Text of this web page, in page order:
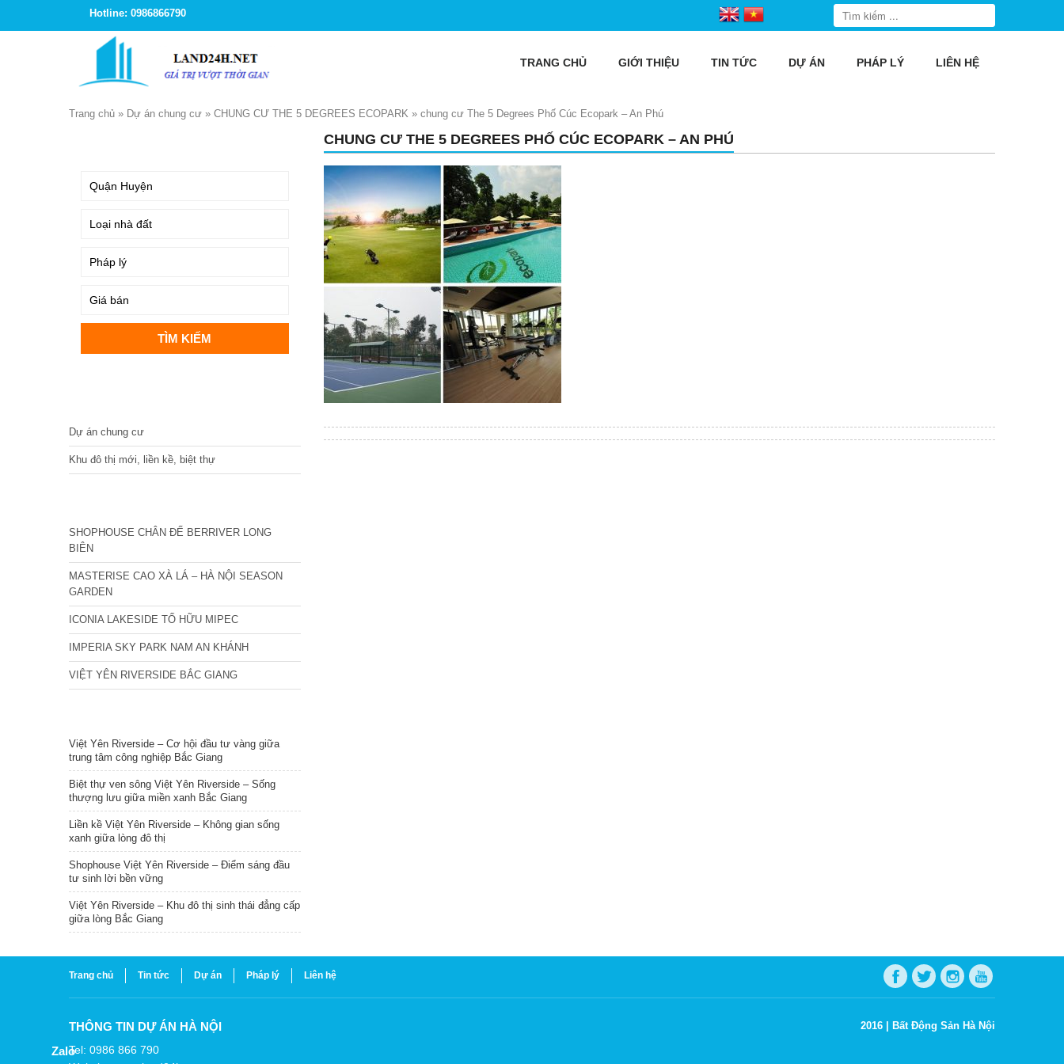
Hotline: 0986866790
TRANG CHỦ GIỚI THIỆU TIN TỨC DỰ ÁN PHÁP LÝ LIÊN HỆ
Trang chủ » Dự án chung cư » CHUNG CƯ THE 5 DEGREES ECOPARK » chung cư The 5 Degrees Phố Cúc Ecopark – An Phú
CHUNG CƯ THE 5 DEGREES PHỐ CÚC ECOPARK – AN PHÚ
Dự án chung cư
Khu đô thị mới, liền kề, biệt thự
SHOPHOUSE CHÂN ĐẾ BERRIVER LONG
BIÊN
MASTERISE CAO XÀ LÁ – HÀ NỘI SEASON
GARDEN
ICONIA LAKESIDE TỐ HỮU MIPEC
IMPERIA SKY PARK NAM AN KHÁNH
VIỆT YÊN RIVERSIDE BẮC GIANG
Việt Yên Riverside – Cơ hội đầu tư vàng giữa
trung tâm công nghiệp Bắc Giang
Biệt thự ven sông Việt Yên Riverside – Sống
thượng lưu giữa miền xanh Bắc Giang
Liền kề Việt Yên Riverside – Không gian sống
xanh giữa lòng đô thị
Shophouse Việt Yên Riverside – Điểm sáng đầu
tư sinh lời bền vững
Việt Yên Riverside – Khu đô thị sinh thái đẳng cấp
giữa lòng Bắc Giang
Trang chủ Tin tức Dự án Pháp lý Liên hệ
THÔNG TIN DỰ ÁN HÀ NỘI
Tel: 0986 866 790
2016 | Bất Động Sản Hà Nội
Zalo